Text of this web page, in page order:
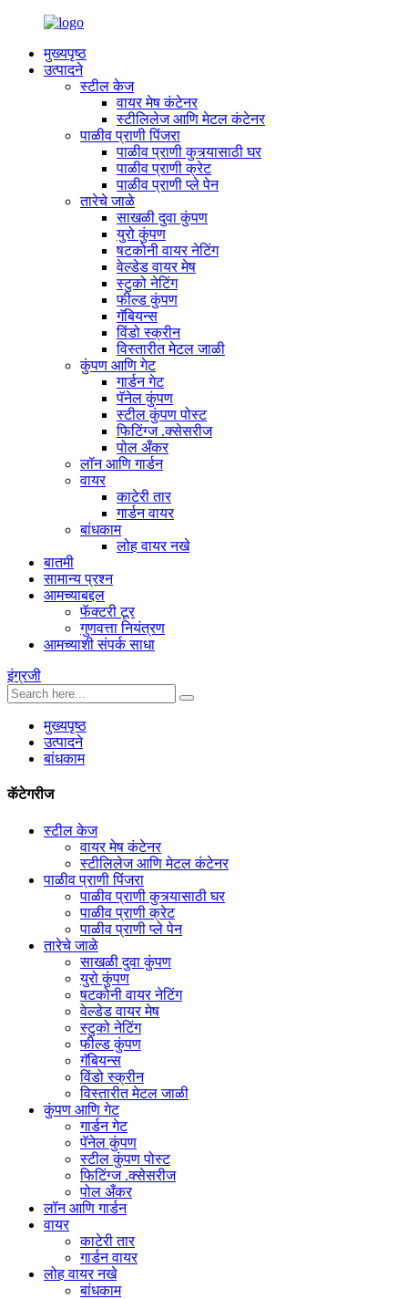
मुख्यपृष्ठ
उत्पादने
स्टील केज
वायर मेष कंटेनर
स्टीलिलेज आणि मेटल कंटेनर
पाळीव प्राणी पिंजरा
पाळीव प्राणी कुत्र्यासाठी घर
पाळीव प्राणी क्रेट
पाळीव प्राणी प्ले पेन
तारेचे जाळे
साखळी दुवा कुंपण
युरो कुंपण
षटकोनी वायर नेटिंग
वेल्डेड वायर मेष
स्टुको नेटिंग
फील्ड कुंपण
गॅबियन्स
विंडो स्क्रीन
विस्तारीत मेटल जाळी
कुंपण आणि गेट
गार्डन गेट
पॅनेल कुंपण
स्टील कुंपण पोस्ट
फिटिंग्ज .क्सेसरीज
पोल अँकर
लॉन आणि गार्डन
वायर
काटेरी तार
गार्डन वायर
बांधकाम
लोह वायर नखे
बातमी
सामान्य प्रश्न
आमच्याबद्दल
फॅक्टरी टूर
गुणवत्ता नियंत्रण
आमच्याशी संपर्क साधा
इंग्रजी
मुख्यपृष्ठ
उत्पादने
बांधकाम
कॅटेगरीज
स्टील केज
वायर मेष कंटेनर
स्टीलिलेज आणि मेटल कंटेनर
पाळीव प्राणी पिंजरा
पाळीव प्राणी कुत्र्यासाठी घर
पाळीव प्राणी क्रेट
पाळीव प्राणी प्ले पेन
तारेचे जाळे
साखळी दुवा कुंपण
युरो कुंपण
षटकोनी वायर नेटिंग
वेल्डेड वायर मेष
स्टुको नेटिंग
फील्ड कुंपण
गॅबियन्स
विंडो स्क्रीन
विस्तारीत मेटल जाळी
कुंपण आणि गेट
गार्डन गेट
पॅनेल कुंपण
स्टील कुंपण पोस्ट
फिटिंग्ज .क्सेसरीज
पोल अँकर
लॉन आणि गार्डन
वायर
काटेरी तार
गार्डन वायर
लोह वायर नखे
बांधकाम